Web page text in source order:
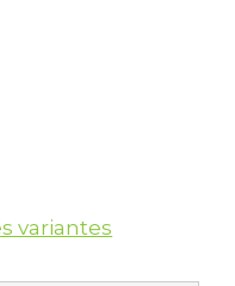
variantes